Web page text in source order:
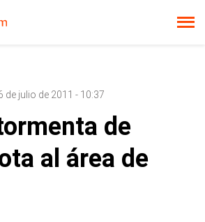
de julio de 2011 - 10:37
de
al área de